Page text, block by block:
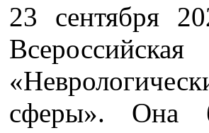
23 сентября
сферы». Она